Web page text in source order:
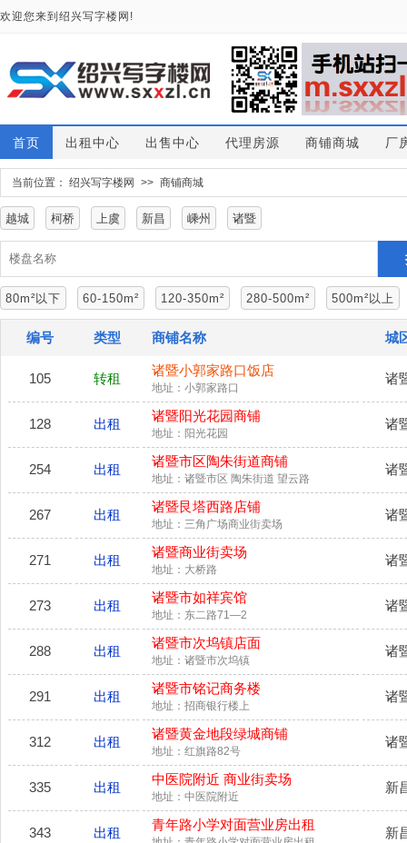
欢迎您来到绍兴写字楼网!
首页 出租中心 出售中心 代理房源 商铺商城 厂
当前位置： 绍兴写字楼网 >> 商铺商城
越城 柯桥 上虞 新昌 嵊州 诸暨
80m²以下 60-150m² 120-350m² 280-500m² 500m²以上
编号 类型 商铺名称 城
105 转租
诸暨小郭家路口饭店
地址：小郭家路口
诸
128 出租
诸暨阳光花园商铺
地址：阳光花园
诸
254 出租
诸暨市区陶朱街道商铺
地址：诸暨市区 陶朱街道 望云路
诸
267 出租
诸暨艮塔西路店铺
地址：三角广场商业街卖场
诸
271 出租
诸暨商业街卖场
地址：大桥路
诸
273 出租
诸暨市如祥宾馆
地址：东二路71―2
诸
288 出租
诸暨市次坞镇店面
地址：诸暨市次坞镇
诸
291 出租
诸暨市铭记商务楼
地址：招商银行楼上
诸
312 出租
诸暨黄金地段绿城商铺
地址：红旗路82号
诸
335 出租
中医院附近 商业街卖场
地址：中医院附近
新
343 出租
青年路小学对面营业房出租
新